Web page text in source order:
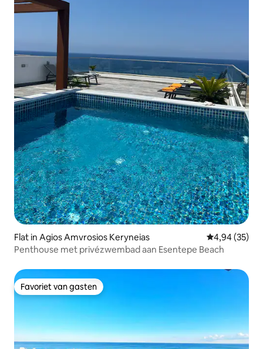
Flat in Agios Amvrosios Keryneias Gemiddelde
4,94 (35)
Penthouse met privézwembad aan Esentepe Beach
Favoriet van gasten
Favoriet van gasten